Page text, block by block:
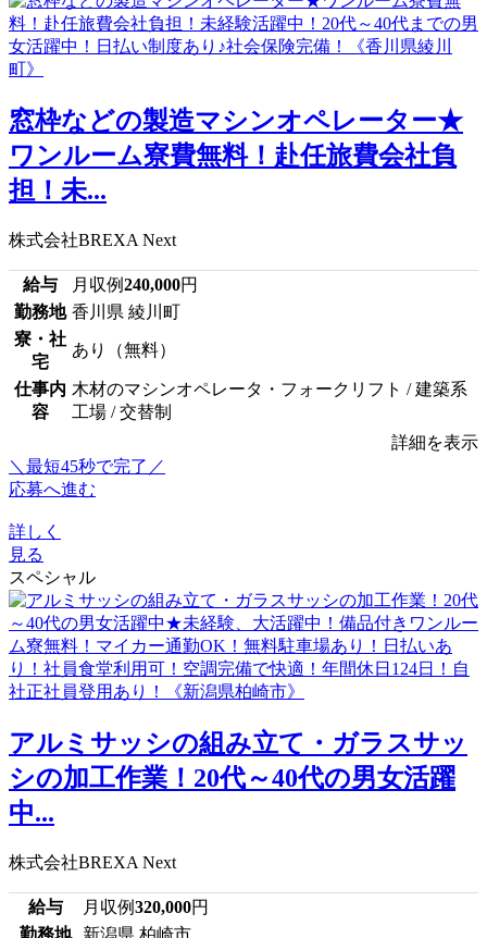
窓枠などの製造マシンオペレーター★
ワンルーム寮費無料！赴任旅費会社負
担！未...
株式会社BREXA Next
給与 月収例240,000円
勤務地 香川県 綾川町
寮・社
宅
あり（無料）
仕事内
容
木材のマシンオペレータ・フォークリフト / 建築系
工場 / 交替制
詳細を表示
＼最短45秒で完了／
応募へ進む
詳しく
見る
スペシャル
アルミサッシの組み立て・ガラスサッ
シの加工作業！20代～40代の男女活躍
中...
株式会社BREXA Next
給与 月収例320,000円
勤務地
新潟県 柏崎市